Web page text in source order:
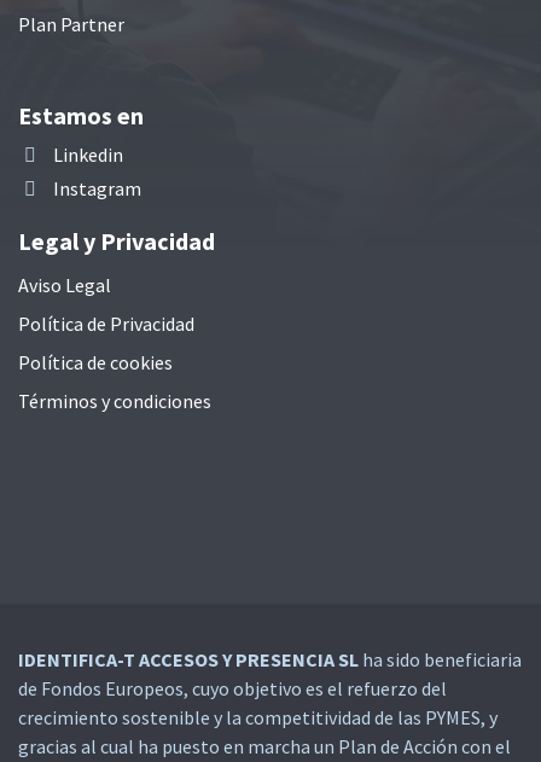
Plan Partner
Estamos en
Linkedin
Instagram
Legal y Privacidad
Aviso Legal
Política de Privacidad
Política de cookies
Términos y condiciones
IDENTIFICA-T ACCESOS Y PRESENCIA SL ha sido beneficiaria
de Fondos Europeos, cuyo objetivo es el refuerzo del
crecimiento sostenible y la competitividad de las PYMES, y
gracias al cual ha puesto en marcha un Plan de Acción con el